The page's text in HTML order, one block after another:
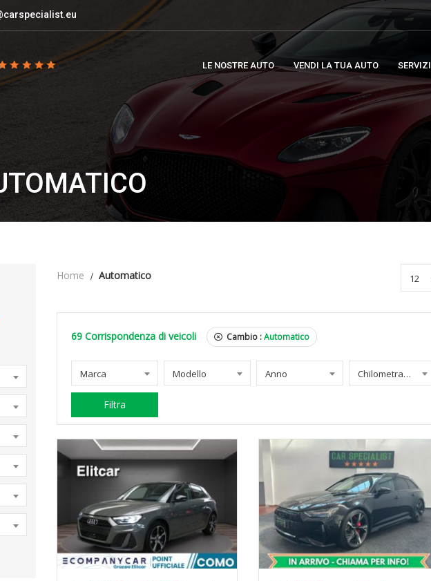
LE NOSTRE AUTO VENDI LA TUA AUTO SERVIZI
Home Automatico 12
69 Corrispondenza di veicoli Cambio :Automatico
Marca Modello Anno Chilometraggio
Filtra